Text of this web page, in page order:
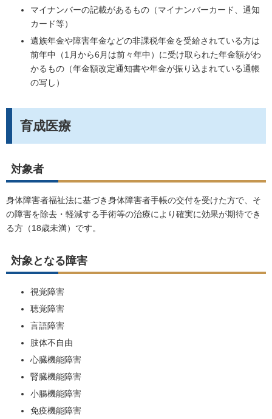
マイナンバーの記載があるもの（マイナンバーカード、通知
カード等）
遺族年金や障害年金などの非課税年金を受給されている方は
前年中（1月から6月は前々年中）に受け取られた年金額がわ
かるもの（年金額改定通知書や年金が振り込まれている通帳
の写し）
育成医療
対象者
身体障害者福祉法に基づき身体障害者手帳の交付を受けた方で、そ
の障害を除去・軽減する手術等の治療により確実に効果が期待でき
る方（18歳未満）です。
対象となる障害
視覚障害
聴覚障害
言語障害
肢体不自由
心臓機能障害
腎臓機能障害
小腸機能障害
免疫機能障害